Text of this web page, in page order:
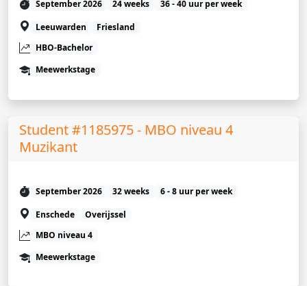
September 2026 24 weeks
36 - 40 uur per week
Leeuwarden
Friesland
HBO-Bachelor
Meewerkstage
Student #1185975 - MBO niveau 4
Muzikant
September 2026 32 weeks
6 - 8 uur per week
Enschede
Overijssel
MBO niveau 4
Meewerkstage